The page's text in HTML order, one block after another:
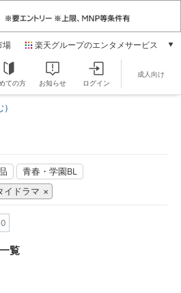
場 楽天グループのエンタメサービス
本/ゲーム/CD/DVD
雑誌読み放題
楽天マガジン
動画配信
ての方 お知らせ ログイン
成人向け
青春・学園BL
イドラマ
覧